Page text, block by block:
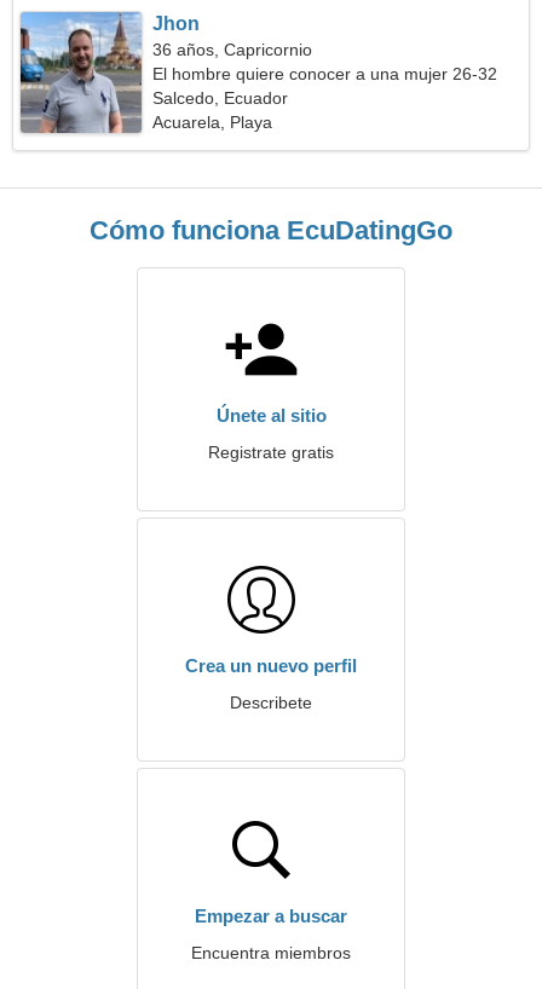
Jhon
36 años, Capricornio
El hombre quiere conocer a una mujer 26-32
Salcedo, Ecuador
Acuarela, Playa
Cómo funciona EcuDatingGo
Únete al sitio
Registrate gratis
Crea un nuevo perfil
Describete
Empezar a buscar
Encuentra miembros